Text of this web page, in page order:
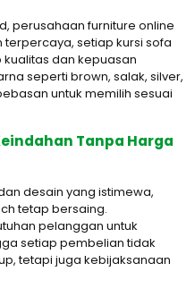
perusahaan furniture online
setiap kursi sofa
dan kepuasan
seperti brown, salak, silver,
untuk memilih sesuai
Tanpa Harga
desain yang istimewa,
tetap bersaing.
pelanggan untuk
setiap pembelian tidak
tetapi juga kebijaksanaan